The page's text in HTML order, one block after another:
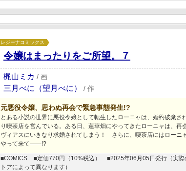
レジーナコミックス
令嬢はまったりをご所望。７
梶山ミカ / 画
三月べに（望月べに） / 作
元悪役令嬢、思わぬ再会で緊急事態発生!?
とある小説の世界に悪役令嬢として転生したローニャは、婚約破棄さ
り喫茶店を営んでいる。ある日、蓮華畑にやってきたローニャは、再
ヴィアスにいきなり求婚されてしまう！ さらに、喫茶店にはローニ
やって来て――!?
■COMICS ■定価770円（10%税込）
■2025年06月05日発行（実際
トアによって異なります）